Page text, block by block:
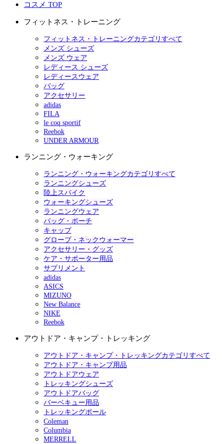
コスメ TOP
フィットネス・トレーニング
フィットネス・トレーニングカテゴリすべて
メンズ シューズ
メンズ ウェア
レディース シューズ
レディースウェア
バッグ
アクセサリー
adidas
FILA
le coq sportif
Reebok
UNDER ARMOUR
ランニング・ウォーキング
ランニング・ウォーキングカテゴリすべて
ランニングシューズ
陸上スパイク
ウォーキングシューズ
ランニングウェア
バッグ・ポーチ
キャップ
グローブ・ネックウォーマー
アクセサリー・グッズ
ケア・サポーター用品
サプリメント
adidas
ASICS
MIZUNO
New Balance
NIKE
Reebok
アウトドア・キャンプ・トレッキング
アウトドア・キャンプ・トレッキングカテゴリすべて
アウトドア・キャンプ用品
アウトドアウェア
トレッキングシューズ
アウトドアバッグ
バーベキュー用品
トレッキングポール
Coleman
Columbia
MERRELL